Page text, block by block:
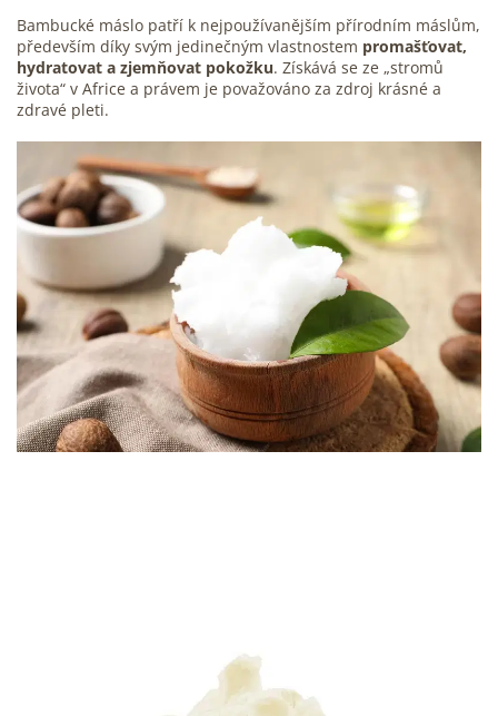
Bambucké máslo patří k nejpoužívanějším přírodním máslům,
především díky svým jedinečným vlastnostem promašťovat,
hydratovat a zjemňovat pokožku. Získává se ze „stromů
života“ v Africe a právem je považováno za zdroj krásné a
zdravé pleti.